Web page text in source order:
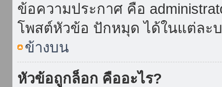
ข้อความประกาศ คือ
โพสต์หัวข้อ ปักหมุด ได้ในแต่ละ
ข้างบน
หัวข้อถูกล็อก คืออะไร?